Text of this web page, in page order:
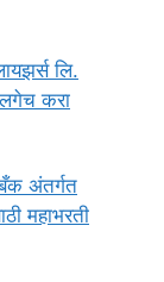
लि.
करा
अंतर्गत
महाभरती